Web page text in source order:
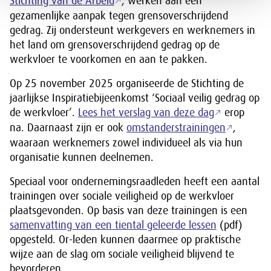
gezamenlijke aanpak tegen grensoverschrijdend
gedrag. Zij ondersteunt werkgevers en werknemers in
het land om grensoverschrijdend gedrag op de
werkvloer te voorkomen en aan te pakken.
Op 25 november 2025 organiseerde de Stichting de
jaarlijkse Inspiratiebijeenkomst ‘Sociaal veilig gedrag op
de werkvloer’. Lees het verslag van deze dag
erop
na. Daarnaast zijn er ook omstanderstrainingen
,
waaraan werknemers zowel individueel als via hun
organisatie kunnen deelnemen.
Speciaal voor ondernemingsraadleden heeft een aantal
trainingen over sociale veiligheid op de werkvloer
plaatsgevonden. Op basis van deze trainingen is een
samenvatting van een tiental geleerde lessen (pdf)
opgesteld. Or-leden kunnen daarmee op praktische
wijze aan de slag om sociale veiligheid blijvend te
bevorderen.